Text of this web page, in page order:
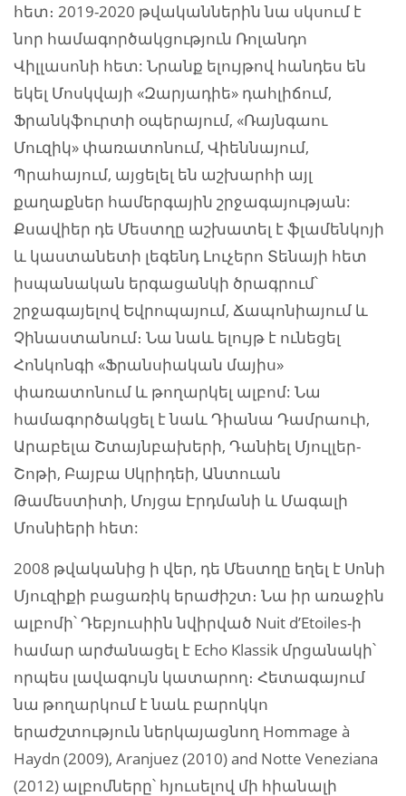
հետ։ 2019-2020 թվականներին նա սկսում է
նոր համագործակցություն Ռոլանդո
Վիլլասոնի հետ: Նրանք ելույթով հանդես են
եկել Մոսկվայի «Զարյադիե» դահլիճում,
Ֆրանկֆուրտի օպերայում, «Ռայնգաու
Մուզիկ» փառատոնում, Վիեննայում,
Պրահայում, այցելել են աշխարհի այլ
քաղաքներ համերգային շրջագայության:
Քսավիեր դե Մեստղը աշխատել է ֆլամենկոյի
և կաստանետի լեգենդ Լուչերո Տենայի հետ
իսպանական երգացանկի ծրագրում՝
շրջագայելով Եվրոպայում, Ճապոնիայում և
Չինաստանում։ Նա նաև ելույթ է ունեցել
Հոնկոնգի «Ֆրանսիական մայիս»
փառատոնում և թողարկել ալբոմ: Նա
համագործակցել է նաև Դիանա Դամրաուի,
Արաբելա Շտայնբախերի, Դանիել Մյուլլեր-
Շոթի, Բայբա Սկրիդեի, Անտուան
Թամեստիտի, Մոյցա Էրդմանի և Մագալի
Մոսնիերի հետ:
2008 թվականից ի վեր, դե Մեստղը եղել է Սոնի
Մյուզիքի բացառիկ երաժիշտ։ Նա իր առաջին
ալբոմի՝ Դեբյուսիին նվիրված Nuit d’Etoiles-ի
համար արժանացել է Echo Klassik մրցանակի՝
որպես լավագույն կատարող։ Հետագայում
նա թողարկում է նաև բարոկկո
երաժշտություն ներկայացնող Hommage à
Haydn (2009), Aranjuez (2010) and Notte Veneziana
(2012) ալբոմները՝ հյուսելով մի հիանալի